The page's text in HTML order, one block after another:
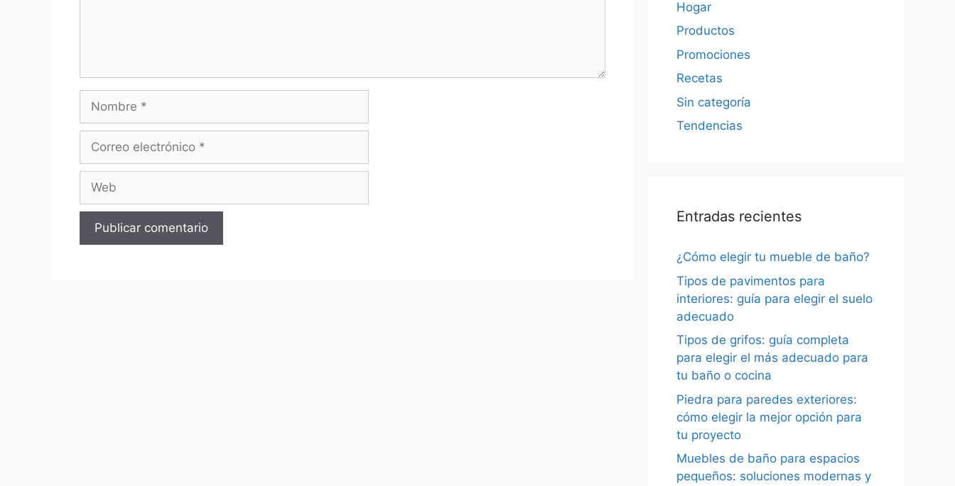
Hogar
Productos
Promociones
Recetas
Sin categoría
Tendencias
Entradas recientes
¿Cómo elegir tu mueble de baño?
Tipos de pavimentos para
interiores: guía para elegir el suelo
adecuado
Tipos de grifos: guía completa
para elegir el más adecuado para
tu baño o cocina
Piedra para paredes exteriores:
cómo elegir la mejor opción para
tu proyecto
Muebles de baño para espacios
pequeños: soluciones modernas y